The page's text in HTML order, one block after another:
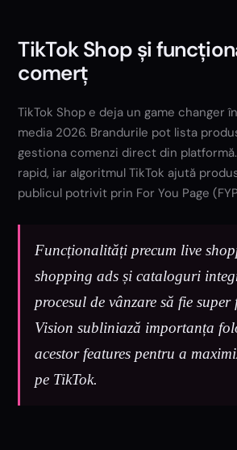
TikTok Shop și
comerț
TikTok Shop e deja un game changer
media 2026. Brandurile pot lista
gestiona comenzi direct din
rapid, iar algoritmul TikTok ajută
publicul potrivit prin For You Page
Funcționalități precum live
shopping ads și cataloguri
procesul de vânzare să fie
Vision subliniază importanța
acestor features pentru a
pe TikTok.